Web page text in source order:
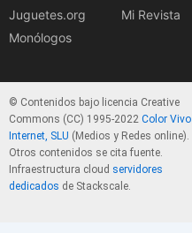
Juguetes.org
Monólogos
Mi Revista
© Contenidos bajo licencia Creative
Commons (CC) 1995-2022 Color Vivo
Internet, SLU (Medios y Redes online).
Otros contenidos se cita fuente.
Infraestructura cloud servidores
dedicados de Stackscale.